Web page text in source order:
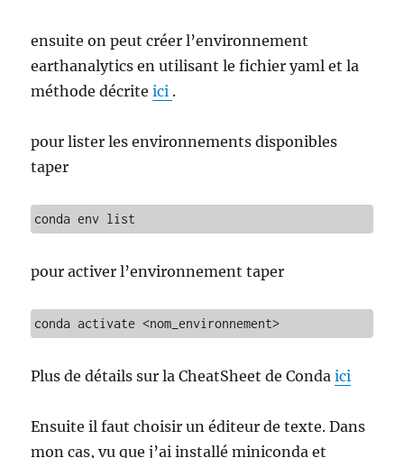
ensuite on peut créer l’environnement
earthanalytics en utilisant le fichier yaml et la
méthode décriteici .
pour lister les environnements disponibles
taper
conda env list
pour activer l’environnement taper
conda activate <nom_environnement>
Plus de détails sur la CheatSheet de Condaici
Ensuite il faut choisir un éditeur de texte. Dans
mon cas, vu que j’ai installé miniconda et